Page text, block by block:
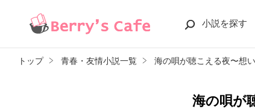
小説を探す
トップ 青春・友情小説一覧 海の唄が聴こえる夜〜想
海の唄が